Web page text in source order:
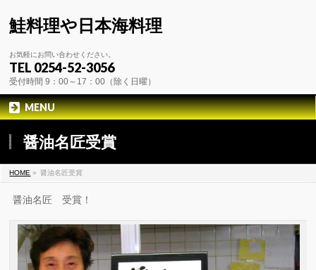
鮭料理や日本海料理
お気軽にお問い合わせください。
TEL 0254-52-3056
受付時間 9：00～17：00（除く日曜）
MENU
醤油名匠受賞
HOME » 醤油名匠受賞
醤油名匠 受賞！